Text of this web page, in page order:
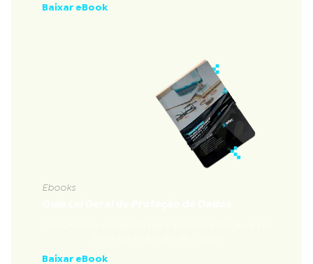
Baixar eBook
Ebooks
Baixar eBook